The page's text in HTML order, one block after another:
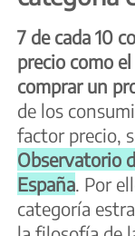
7 de cada 10
precio como
comprar un
de los
factor precio,
Observatorio
España. Por
categoría